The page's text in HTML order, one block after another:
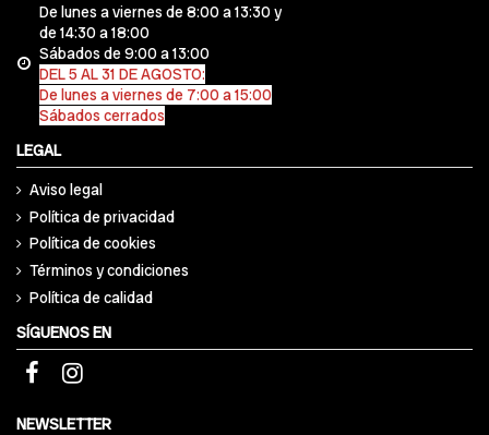
De lunes a viernes de 8:00 a 13:30 y
de 14:30 a 18:00
Sábados de 9:00 a 13:00
DEL 5 AL 31 DE AGOSTO:
De lunes a viernes de 7:00 a 15:00
Sábados cerrados
LEGAL
Aviso legal
Política de privacidad
Política de cookies
Términos y condiciones
Política de calidad
SÍGUENOS EN
NEWSLETTER